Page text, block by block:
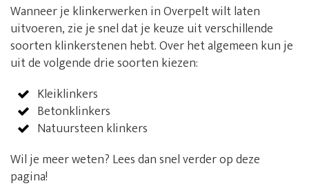
Wanneer je klinkerwerken in Overpelt wilt laten
uitvoeren, zie je snel dat je keuze uit verschillende
soorten klinkerstenen hebt. Over het algemeen kun je
uit de volgende drie soorten kiezen:
Kleiklinkers
Betonklinkers
Natuursteen klinkers
Wil je meer weten? Lees dan snel verder op deze
pagina!